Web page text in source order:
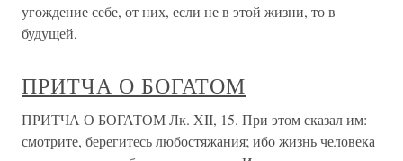
угождение себе, от них, если не в этой жизни, то в
будущей,
ПРИТЧА О БОГАТОМ
ПРИТЧА О БОГАТОМ Лк. XII, 15. При этом сказал им:
смотрите, берегитесь любостяжания; ибо жизнь человека